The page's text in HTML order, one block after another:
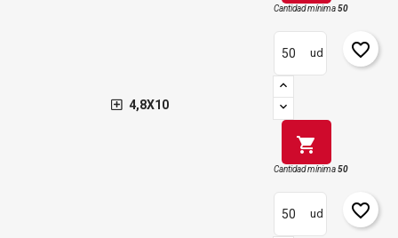
Cantidad mínima50
4,8X10
ud
shopping_cart
favorite_border
Cantidad mínima50
ud favorite_border